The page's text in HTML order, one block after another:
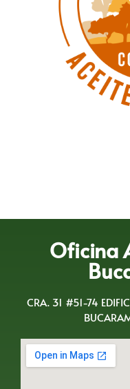
Oficina
CRA. 31 #51-74